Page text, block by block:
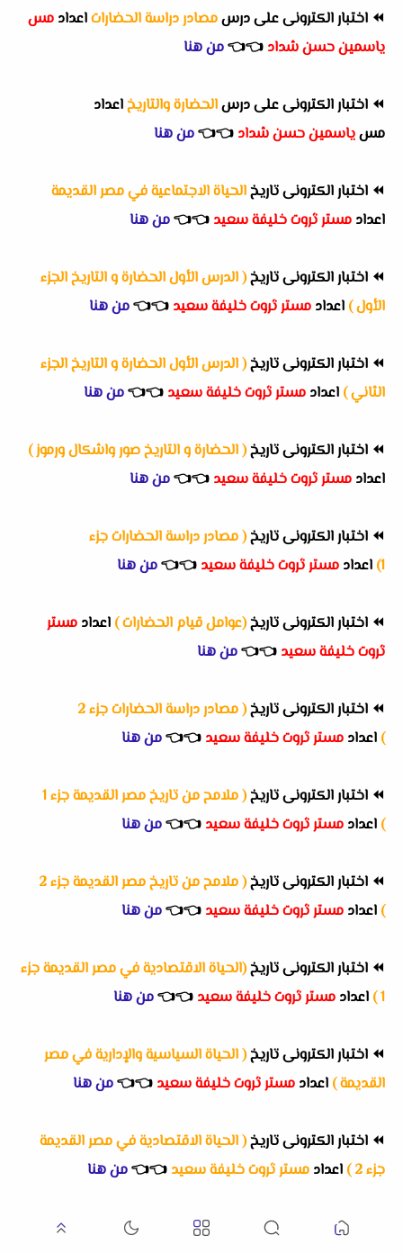
⏪ اختبار الكترونى على درسمصادر دراسة الحضاراتاعداد مس
ياسمين حسن شداد 👈
👈من هنا
⏪ اختبار الكترونى على درسالحضارة والتاريخاعداد
مسياسمين حسن شداد 👈
👈من هنا
⏪ اختبار الكترونى تاريخالحياة الاجتماعية في مصر القديمة
اعداد مستر ثروت خليفة سعيد 👈
👈من هنا
⏪ اختبار الكترونى تاريخ( الدرس الأول الحضارة و التاريخ الجزء
الأول ) اعداد مستر ثروت خليفة سعيد 👈
👈من هنا
⏪ اختبار الكترونى تاريخ( الدرس الأول الحضارة و التاريخ الجزء
الثاني ) اعداد مستر ثروت خليفة سعيد 👈
👈من هنا
⏪ اختبار الكترونى تاريخ( الحضارة و التاريخ صور واشكال ورموز )
اعداد مستر ثروت خليفة سعيد 👈
👈من هنا
⏪ اختبار الكترونى تاريخ( مصادر دراسة الحضارات جزء
1) اعداد مستر ثروت خليفة سعيد 👈
👈من هنا
⏪ اختبار الكترونى تاريخ(عوامل قيام الحضارات ) اعداد مستر
ثروت خليفة سعيد 👈
👈من هنا
⏪ اختبار الكترونى تاريخ
( مصادر دراسة الحضارات جزء 2
) اعداد مستر ثروت خليفة سعيد 👈
👈من هنا
⏪ اختبار الكترونى تاريخ
( ملامح من تاريخ مصر القديمة جزء 1
) اعداد مستر ثروت خليفة سعيد 👈
👈من هنا
⏪ اختبار الكترونى تاريخ
( ملامح من تاريخ مصر القديمة جزء 2
) اعداد مستر ثروت خليفة سعيد 👈
👈من هنا
⏪ اختبار الكترونى تاريخ(الحياة الاقتصادية في مصر القديمة جزء
1 ) اعداد مستر ثروت خليفة سعيد 👈
👈من هنا
⏪ اختبار الكترونى تاريخ( الحياة السياسية والإدارية في مصر
القديمة ) اعداد مستر ثروت خليفة سعيد 👈
👈من هنا
⏪ اختبار الكترونى تاريخ( الحياة الاقتصادية في مصر القديمة
جزء 2 )
اعداد مستر ثروت خليفة سعيد 👈
👈من هنا
اختبار الكترونى تاريخ ( حتي الحياة السياسية )
مستر